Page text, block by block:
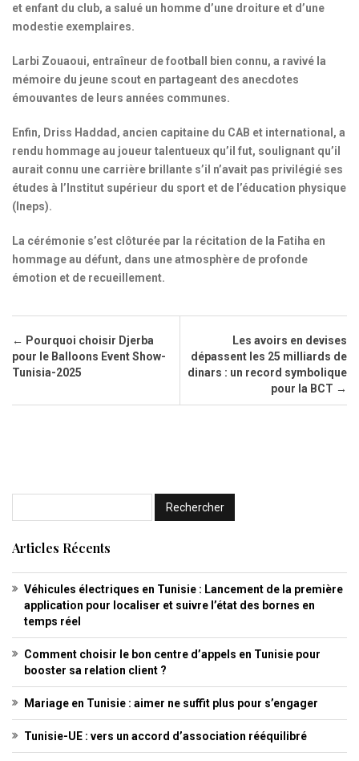
et enfant du club, a salué un homme d’une droiture et d’une
modestie exemplaires.
Larbi Zouaoui, entraîneur de football bien connu, a ravivé la
mémoire du jeune scout en partageant des anecdotes
émouvantes de leurs années communes.
Enfin, Driss Haddad, ancien capitaine du CAB et international, a
rendu hommage au joueur talentueux qu’il fut, soulignant qu’il
aurait connu une carrière brillante s’il n’avait pas privilégié ses
études à l’Institut supérieur du sport et de l’éducation physique
(Ineps).
La cérémonie s’est clôturée par la récitation de la Fatiha en
hommage au défunt, dans une atmosphère de profonde
émotion et de recueillement.
Post navigation
← Pourquoi choisir Djerba
pour le Balloons Event Show-
Tunisia-2025
Les avoirs en devises
dépassent les 25 milliards de
dinars : un record symbolique
pour la BCT →
Articles Récents
Véhicules électriques en Tunisie : Lancement de la première
application pour localiser et suivre l’état des bornes en
temps réel
Comment choisir le bon centre d’appels en Tunisie pour
booster sa relation client ?
Mariage en Tunisie : aimer ne suffit plus pour s’engager
Tunisie-UE : vers un accord d’association rééquilibré